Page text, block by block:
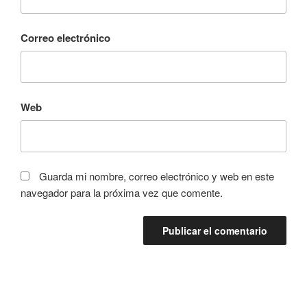
Correo electrónico
Web
Guarda mi nombre, correo electrónico y web en este
navegador para la próxima vez que comente.